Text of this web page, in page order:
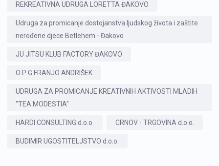
REKREATIVNA UDRUGA LORETTA ĐAKOVO
Udruga za promicanje dostojanstva ljudskog života i zaštite
nerođene djece Betlehem - Đakovo
JU JITSU KLUB FACTORY ĐAKOVO
O P G FRANJO ANDRIŠEK
UDRUGA ZA PROMICANJE KREATIVNIH AKTIVOSTI MLADIH
"TEA MODESTIA"
HARDI CONSULTING d.o.o. CRNOV - TRGOVINA d.o.o.
BUDIMIR UGOSTITELJSTVO d.o.o.